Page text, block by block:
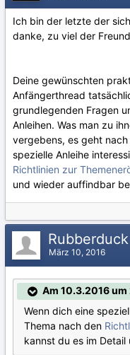
Ich bin der letzte der
danke, zu viel der
Deine gewünschten
Anfängerthread
grundlegenden Fragen
Anleihen. Was man zu
vergebens, es geht
spezielle Anleihe
Richtlinien zur
und wieder auffindbar
Rubberduck
März 10, 2016
Am 10.3.2016
Wenn dich eine
Thema nach den
kannst du es im